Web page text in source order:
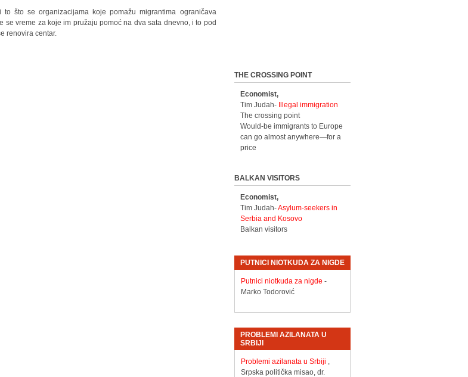
što se organizacijama koje pomažu migrantima ograničava
se vreme za koje im pružaju pomoć na dva sata dnevno, i to pod
renovira centar.
THE CROSSING POINT
Economist,
Tim Judah-
Illegal immigration
The crossing point
Would-be immigrants to Europe
can go almost anywhere—for a
price
BALKAN VISITORS
Economist,
Tim Judah-Asylum-seekers in
Serbia and Kosovo
Balkan visitors
PUTNICI NIOTKUDA ZA NIGDE
Putnici niotkuda za nigde -
Marko Todorović
PROBLEMI AZILANATA U
SRBIJI
Problemi azilanata u Srbiji ,
Srpska politička misao, dr.